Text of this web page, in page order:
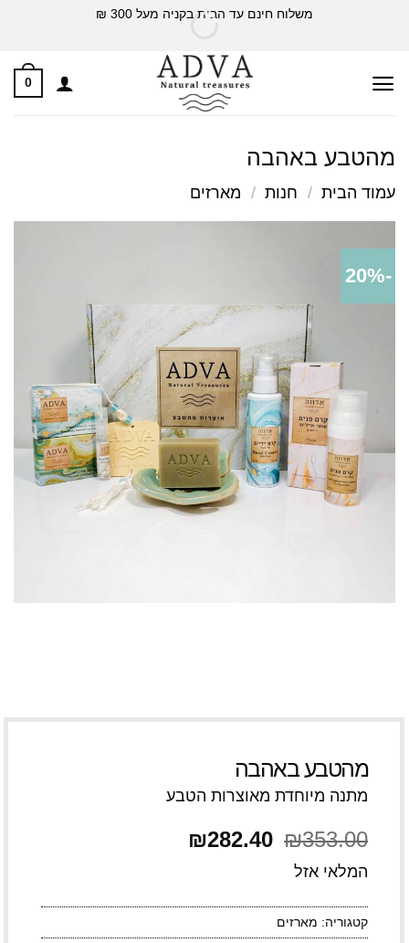
משלוח חינם עד הבית בקניה מעל 300 ₪
0
מהטבע באהבה
עמוד הבית / חנות / מארזים
-20%
מהטבע באהבה
מתנה מיוחדת מאוצרות הטבע
₪353.00
המחיר
₪282.40
המלאי אזל
קטגוריה: מארזים